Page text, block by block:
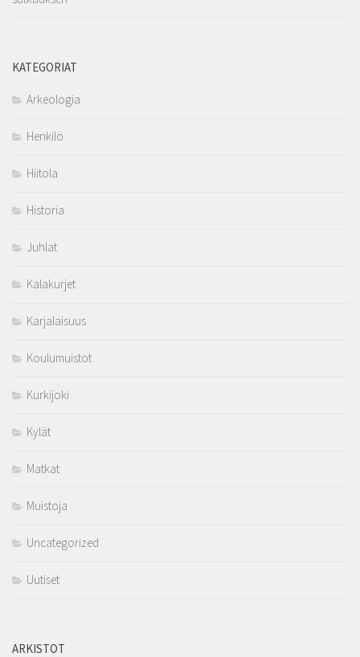
KATEGORIAT
Arkeologia
Henkilö
Hiitola
Historia
Juhlat
Kalakurjet
Karjalaisuus
Koulumuistot
Kurkijoki
Kylät
Matkat
Muistoja
Uncategorized
Uutiset
ARKISTOT